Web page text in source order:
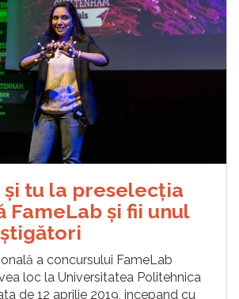
și tu la preselecția
FameLab și fii unul
a concursului FameLab
loc la Universitatea Politehnica
de 12 aprilie 2019, incepand cu